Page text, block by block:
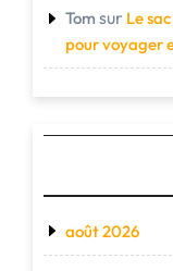
Tom sur Le
pour voyager
août 2026